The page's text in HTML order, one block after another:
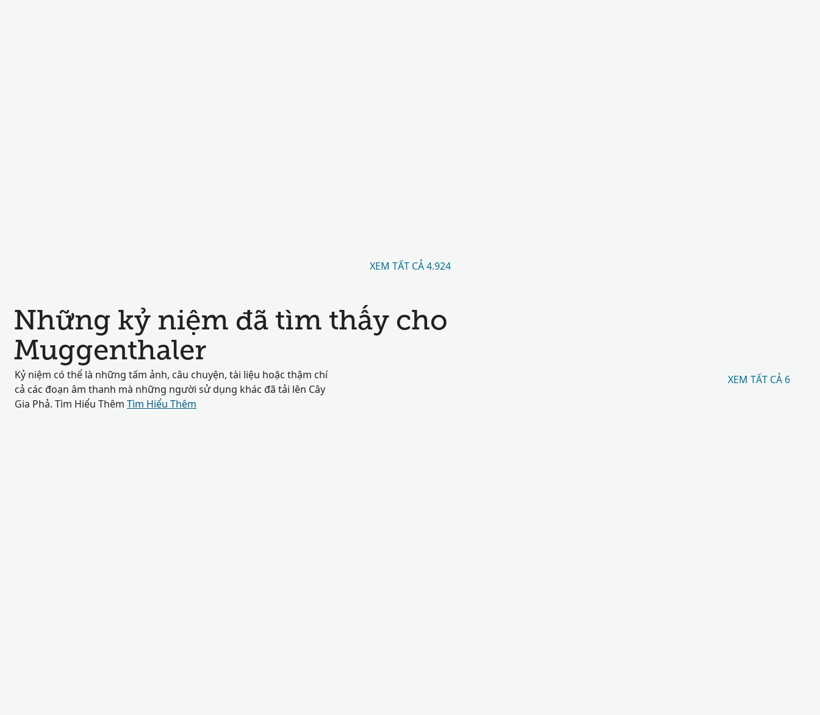
XEM TẤT CẢ 4.924
Những kỷ niệm đã tìm thấy cho
Muggenthaler
Kỷ niệm có thể là những tấm ảnh, câu chuyện, tài liệu hoặc thậm chí
cả các đoạn âm thanh mà những người sử dụng khác đã tải lên Cây
Gia Phả. Tìm Hiểu Thêm Tìm Hiểu Thêm
XEM TẤT CẢ 6